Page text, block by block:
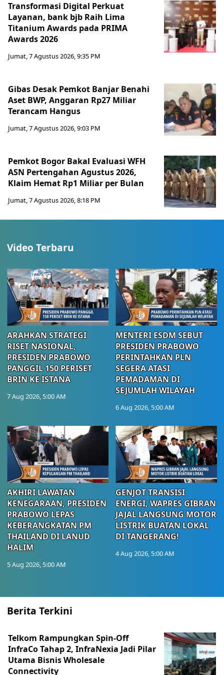
Transformasi Digital Perkuat
Layanan, bank bjb Raih Lima
Titanium Awards pada PRIMA
Awards 2026
Jumat, 7 Agustus 2026, 9:35 PM
Gibas Desak Pemkot Banjar Benahi
Aset BWP, Anggaran Rp27 Miliar
Terancam Hangus
Jumat, 7 Agustus 2026, 9:03 PM
Pemkot Bogor Bakal Evaluasi WFH
ASN Pertengahan Agustus 2026,
Klaim Hemat Rp1 Miliar per Bulan
Jumat, 7 Agustus 2026, 8:18 PM
Video Terbaru
ARAHKAN STRATEGI
RISET NASIONAL,
PRESIDEN PRABOWO
PANGGIL 150 PERISET
BRIN KE ISTANA
7 Aug 2026, 5:00 AM
MENTERI ESDM SEBUT
PRESIDEN PRABOWO
PERINTAHKAN PLN
SEGERA ATASI
PEMADAMAN DI
SEJUMLAH WILAYAH
6 Aug 2026, 5:00 AM
AKHIRI LAWATAN
KENEGARAAN, PRESIDEN
PRABOWO LEPAS
KEBERANGKATAN PM
THAILAND DI LANUD
HALIM
5 Aug 2026, 5:00 AM
GENJOT TRANSISI
ENERGI, WAPRES GIBRAN
JAJAL LANGSUNG MOTOR
LISTRIK BUATAN LOKAL
DI TANGERANG!
4 Aug 2026, 5:00 AM
Berita Terkini
Telkom Rampungkan Spin-Off
InfraCo Tahap 2, InfraNexia Jadi Pilar
Utama Bisnis Wholesale
Connectivity